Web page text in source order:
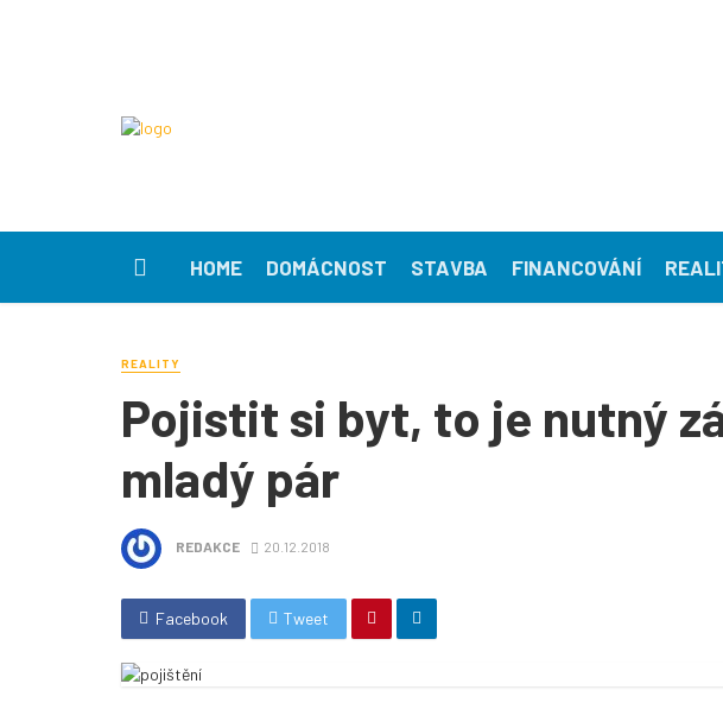
HOME DOMÁCNOST STAVBA FINANCOVÁNÍ
REALITY
Pojistit si byt, to je nutný
mladý pár
REDAKCE 20.12.2018
Facebook Tweet